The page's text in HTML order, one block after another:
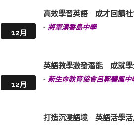
12月
高效學習英語 成才回饋社
- 將軍澳香島中學
12月
英語教學激發潛能 成就學
- 新生命教育協會呂郭碧鳳中
打造沉浸語境 英語活學活